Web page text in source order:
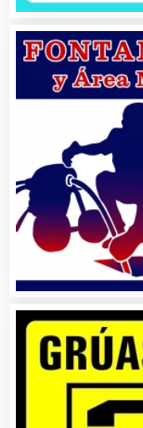
Asilos
Audio,
Audios
Autobuses